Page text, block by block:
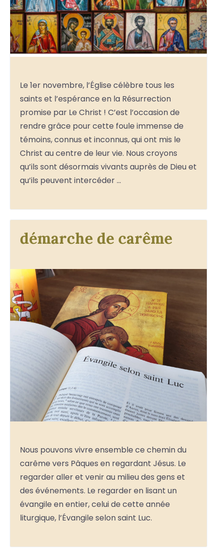
Le 1er novembre, l’Église célèbre tous les
saints et l’espérance en la Résurrection
promise par Le Christ ! C’est l’occasion de
rendre grâce pour cette foule immense de
témoins, connus et inconnus, qui ont mis le
Christ au centre de leur vie. Nous croyons
qu’ils sont désormais vivants auprès de Dieu et
qu’ils peuvent intercéder …
démarche de carême
Nous pouvons vivre ensemble ce chemin du
carême vers Pâques en regardant Jésus. Le
regarder aller et venir au milieu des gens et
des événements. Le regarder en lisant un
évangile en entier, celui de cette année
liturgique, l’Évangile selon saint Luc.